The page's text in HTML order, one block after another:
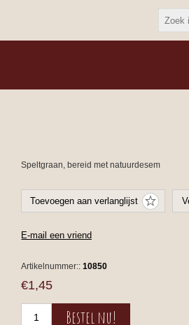
Speltgraan, bereid met natuurdesem
Artikelnummer:: 10850
€1,45